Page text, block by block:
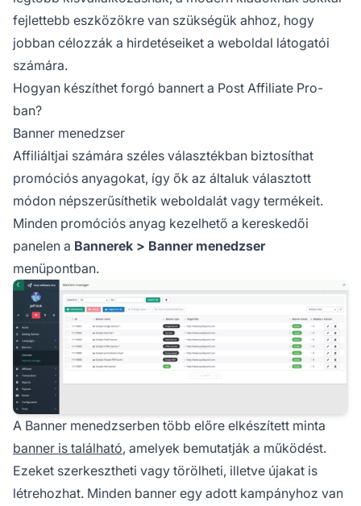
fejlettebb eszközökre van szükségük ahhoz, hogy
jobban célozzák a hirdetéseiket a weboldal látogatói
számára.
Hogyan készíthet forgó bannert a Post Affiliate Pro-
ban?
Banner menedzser
Affiliáltjai számára széles választékban biztosíthat
promóciós anyagokat, így ők az általuk választott
módon népszerűsíthetik weboldalát vagy termékeit.
Minden promóciós anyag kezelhető a kereskedői
panelen a Bannerek > Banner menedzser
menüpontban.
A Banner menedzserben több előre elkészített minta
banner is található, amelyek bemutatják a működést.
Ezeket szerkesztheti vagy törölheti, illetve újakat is
létrehozhat. Minden banner egy adott kampányhoz van